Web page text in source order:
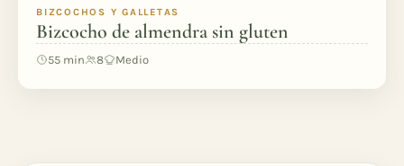
BIZCOCHOS Y GALLETAS
Bizcocho de almendra sin gluten
55 min 8 Medio